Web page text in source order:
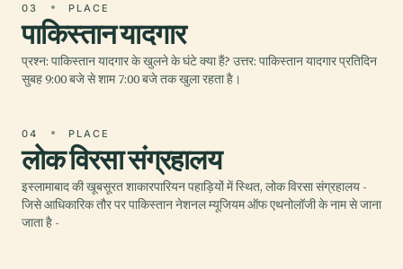
03 PLACE
पाकिस्तान यादगार
प्रश्न: पाकिस्तान यादगार के खुलने के घंटे क्या हैं? उत्तर: पाकिस्तान यादगार प्रतिदिन
सुबह 9:00 बजे से शाम 7:00 बजे तक खुला रहता है।
04 PLACE
लोक विरसा संग्रहालय
इस्लामाबाद की खूबसूरत शाकारपारियन पहाड़ियों में स्थित, लोक विरसा संग्रहालय -
जिसे आधिकारिक तौर पर पाकिस्तान नेशनल म्यूजियम ऑफ एथनोलॉजी के नाम से जाना
जाता है -